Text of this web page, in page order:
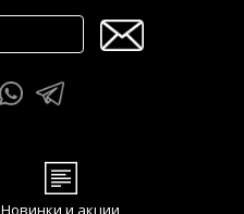
Новинки и акции